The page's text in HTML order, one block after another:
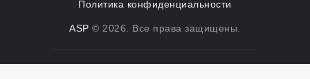
Политика конфиденциальности
ASP © 2026. Все права защищены.